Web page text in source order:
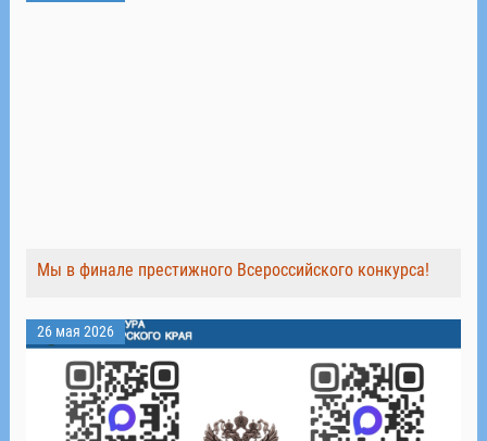
Мы в финале престижного Всероссийского конкурса!
26 мая 2026